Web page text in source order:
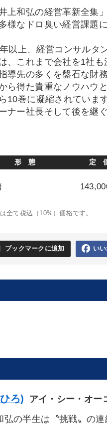
上和弘の経営革新全集
様なドロ臭い経営課題
以上、経営コンサルタ
、これまで会社を1社
導先の多くを盤石な財
ら得た貴重なノウハウ
10巻に凝縮されています
ナー社長そして後を継
形 態 定
全て税込（10%）価格です。
ブックマークに追加 いい
ろ)
アイ・シー・オー
の半生は〝挑戦〟の